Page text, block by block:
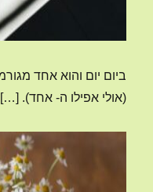
ביום יום והוא אחד
(אולי אפילו ה- אחד). […]